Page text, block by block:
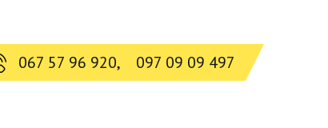
067 57 96 920, 097 09 09 497